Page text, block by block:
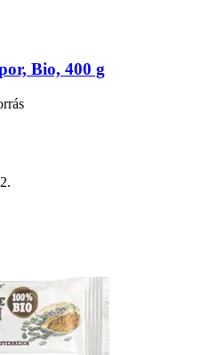
Bio, 400 g